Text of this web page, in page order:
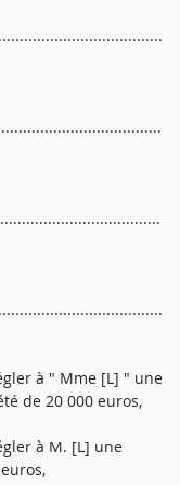
à " Mme [L] " une
de 20 000 euros,
à M. [L] une